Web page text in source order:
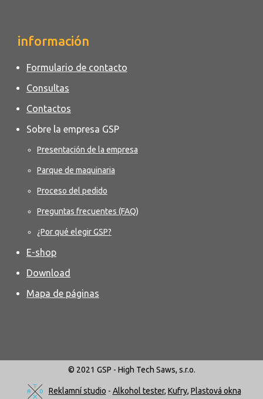
información
Formulario de contacto
Consultas
Contactos
Sobre la empresa GSP
Presentación de la empresa
Parque de maquinaria
Proceso del pedido
Preguntas frecuentes (FAQ)
¿Por qué elegir GSP?
E-shop
Download
Mapa de páginas
© 2021 GSP - High Tech Saws, s.r.o.
Reklamní studio - Alkohol tester, Kufry, Plastová okna